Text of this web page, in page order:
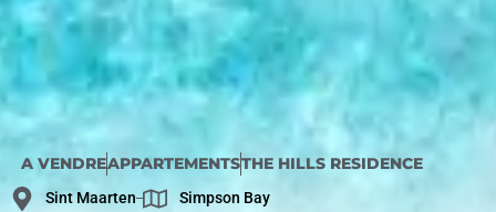
Sint Maarten Simpson Bay
A VENDREAPPARTEMENTSTHE HILLS RESIDENCE